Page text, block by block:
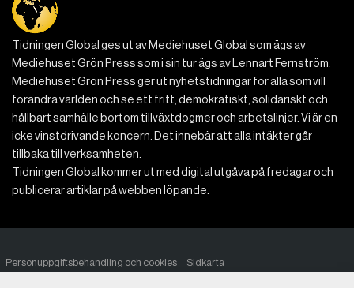
Tidningen Global ges ut av Mediehuset Global som ägs av
Mediehuset Grön Press som i sin tur ägs av Lennart Fernström.
Mediehuset Grön Press ger ut nyhetstidningar för alla som vill
förändra världen och se ett fritt, demokratiskt, solidariskt och
hållbart samhälle bortom tillväxtdogmer och arbetslinjer. Vi är en
icke vinstdrivande koncern. Det innebär att alla intäkter går
tillbaka till verksamheten.
Tidningen Global kommer ut med digital utgåva på fredagar och
publicerar artiklar på webben löpande.
Personuppgiftsbehandling och cookies Sidkarta